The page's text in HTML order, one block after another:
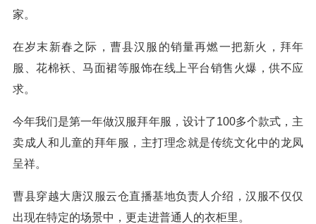
家。
在岁末新春之际，曹县汉服的销量再燃一把新火，拜年
服、花棉袄、马面裙等服饰在线上平台销售火爆，供不应
求。
今年我们是第一年做汉服拜年服，设计了100多个款式，主
卖成人和儿童的拜年服，主打理念就是传统文化中的龙凤
呈祥。
曹县穿越大唐汉服云仓直播基地负责人介绍，汉服不仅仅
出现在特定的场景中，更走进普通人的衣柜里。